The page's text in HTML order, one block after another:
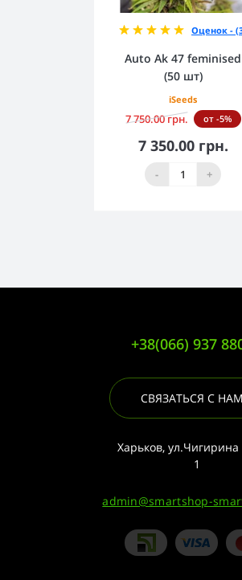
Оценок -
Auto Ak 47 feminised
(50 шт)
iSeeds
7 750.00 грн. от -5%
7 350.00 грн.
- +
В корзину
+38(066) 937
СВЯЗАТЬСЯ С
Харьков,
1
admin@smartshop-